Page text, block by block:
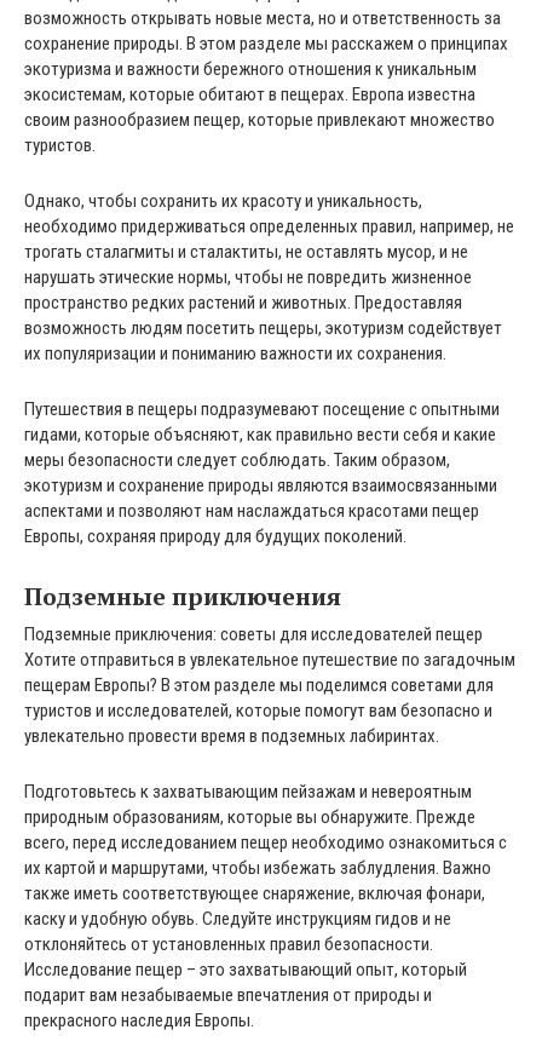
возможность открывать новые места, но и ответственность за
сохранение природы. В этом разделе мы расскажем о принципах
экотуризма и важности бережного отношения к уникальным
экосистемам, которые обитают в пещерах. Европа известна
своим разнообразием пещер, которые привлекают множество
туристов.
Однако, чтобы сохранить их красоту и уникальность,
необходимо придерживаться определенных правил, например, не
трогать сталагмиты и сталактиты, не оставлять мусор, и не
нарушать этические нормы, чтобы не повредить жизненное
пространство редких растений и животных. Предоставляя
возможность людям посетить пещеры, экотуризм содействует
их популяризации и пониманию важности их сохранения.
Путешествия в пещеры подразумевают посещение с опытными
гидами, которые объясняют, как правильно вести себя и какие
меры безопасности следует соблюдать. Таким образом,
экотуризм и сохранение природы являются взаимосвязанными
аспектами и позволяют нам наслаждаться красотами пещер
Европы, сохраняя природу для будущих поколений.
Подземные приключения
Подземные приключения: советы для исследователей пещер
Хотите отправиться в увлекательное путешествие по загадочным
пещерам Европы? В этом разделе мы поделимся советами для
туристов и исследователей, которые помогут вам безопасно и
увлекательно провести время в подземных лабиринтах.
Подготовьтесь к захватывающим пейзажам и невероятным
природным образованиям, которые вы обнаружите. Прежде
всего, перед исследованием пещер необходимо ознакомиться с
их картой и маршрутами, чтобы избежать заблудления. Важно
также иметь соответствующее снаряжение, включая фонари,
каску и удобную обувь. Следуйте инструкциям гидов и не
отклоняйтесь от установленных правил безопасности.
Исследование пещер – это захватывающий опыт, который
подарит вам незабываемые впечатления от природы и
прекрасного наследия Европы.